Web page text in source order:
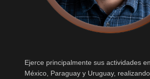
Ejerce principalmente sus actividades
México, Paraguay y Uruguay,